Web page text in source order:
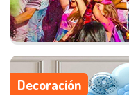
Decoración